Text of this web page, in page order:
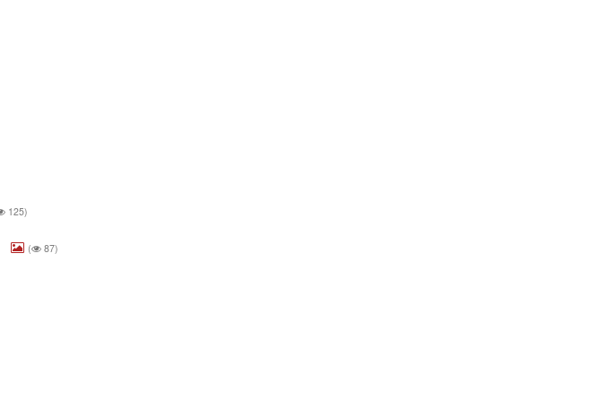
125)
( 87)